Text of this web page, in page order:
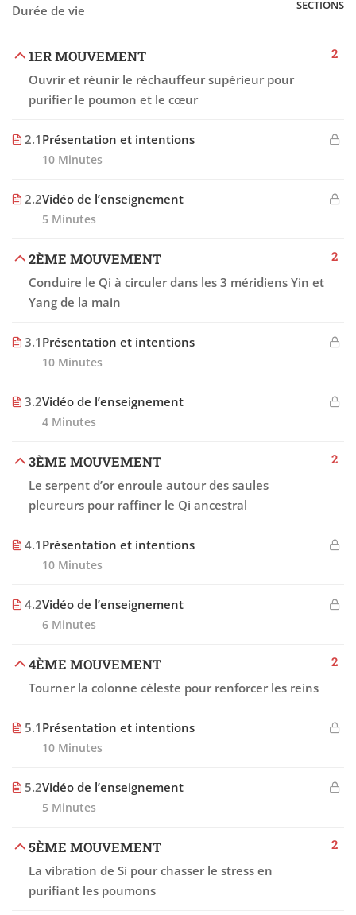
Durée de vie SECTIONS
1ER MOUVEMENT
Ouvrir et réunir le réchauffeur supérieur pour
purifier le poumon et le cœur
2
2.1 Présentation et intentions
10 Minutes
2.2Vidéo de l’enseignement
5 Minutes
2ÈME MOUVEMENT
Conduire le Qi à circuler dans les 3 méridiens Yin et
Yang de la main
2
3.1 Présentation et intentions
10 Minutes
3.2Vidéo de l’enseignement
4 Minutes
3ÈME MOUVEMENT
Le serpent d’or enroule autour des saules
pleureurs pour raffiner le Qi ancestral
2
4.1 Présentation et intentions
10 Minutes
4.2Vidéo de l’enseignement
6 Minutes
4ÈME MOUVEMENT
Tourner la colonne céleste pour renforcer les reins
2
5.1 Présentation et intentions
10 Minutes
5.2Vidéo de l’enseignement
5 Minutes
5ÈME MOUVEMENT
La vibration de Si pour chasser le stress en
purifiant les poumons
2